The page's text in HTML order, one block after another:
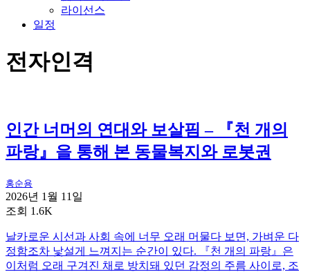
라이선스
일정
전자인격
인간 너머의 연대와 보살핌 – 『천 개의
파랑』을 통해 본 동물복지와 로봇권
홍순용
2026년 1월 11일
조회 1.6K
날카로운 시선과 사회 속에 너무 오래 머물다 보면, 가벼운 다
정함조차 낯설게 느껴지는 순간이 있다. 『천 개의 파랑』은
이처럼 오래 구겨진 채로 방치돼 있던 감정의 주름 사이로, 조